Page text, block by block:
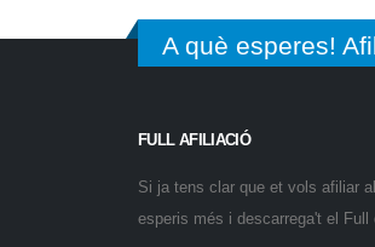
A què esperes!
FULL AFILIACIÓ
Si ja tens clar que et vols afiliar
esperis més i descarrega't el Full